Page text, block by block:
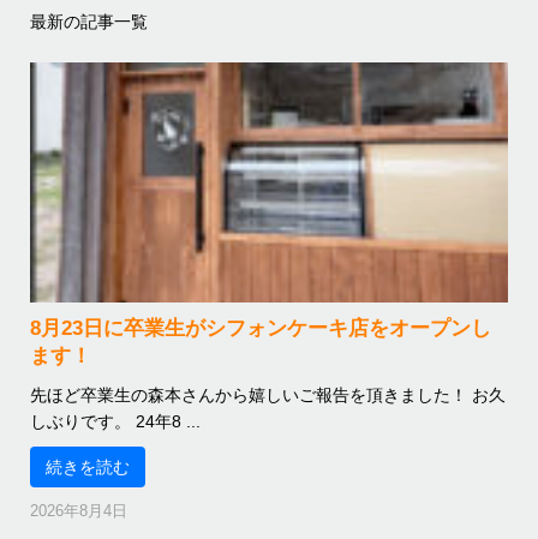
最新の記事一覧
8月23日に卒業生がシフォンケーキ店をオープンし
ます！
先ほど卒業生の森本さんから嬉しいご報告を頂きました！ お久
しぶりです。 24年8 ...
続きを読む
2026年8月4日